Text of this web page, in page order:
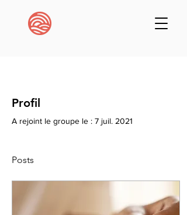
Profil
A rejoint le groupe le : 7 juil. 2021
Posts